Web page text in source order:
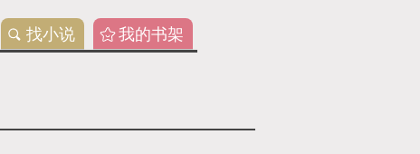
找小说 我的书架